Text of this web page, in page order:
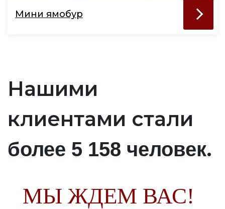
Мини ямобур
Нашими
клиентами стали
более 5 158 человек.
МЫ ЖДЕМ ВАС!